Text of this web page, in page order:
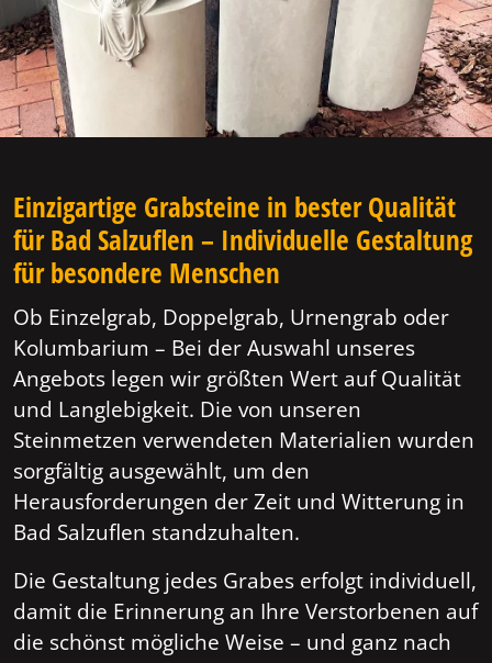
Einzigartige Grabsteine in bester Qualität
für Bad Salzuflen – Individuelle Gestaltung
für besondere Menschen
Ob Einzelgrab, Doppelgrab, Urnengrab oder
Kolumbarium – Bei der Auswahl unseres
Angebots legen wir größten Wert auf Qualität
und Langlebigkeit. Die von unseren
Steinmetzen verwendeten Materialien wurden
sorgfältig ausgewählt, um den
Herausforderungen der Zeit und Witterung in
Bad Salzuflen standzuhalten.
Die Gestaltung jedes Grabes erfolgt individuell,
damit die Erinnerung an Ihre Verstorbenen auf
die schönst mögliche Weise – und ganz nach